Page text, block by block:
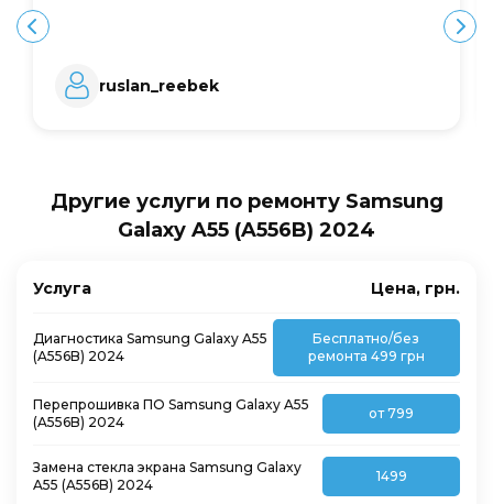
ruslan_reebek
Другие услуги по ремонту Samsung
Galaxy A55 (A556B) 2024
Услуга Цена, грн.
Диагностика Samsung Galaxy A55
(A556B) 2024
Бесплатно/без
ремонта 499 грн
Перепрошивка ПО Samsung Galaxy A55
(A556B) 2024
от 799
Замена стекла экрана Samsung Galaxy
A55 (A556B) 2024
1499